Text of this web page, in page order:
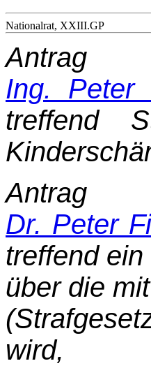
Nationalrat, XXIII.GP
Ing. Peter
treffend
Dr. Peter
treffend
über die
wird,